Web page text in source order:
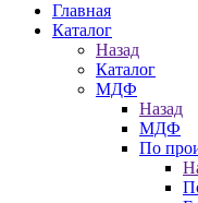
Главная
Каталог
Назад
Каталог
МДФ
Назад
МДФ
По